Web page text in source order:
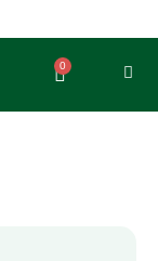
0
Carrito